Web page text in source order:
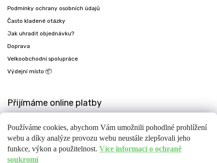
Používáme cookies, abychom Vám umožnili pohodlné prohlížení
webu a díky analýze provozu webu neustále zlepšovali jeho
funkce, výkon a použitelnost. Více informací o ochraně
soukromí
Podmínky ochrany osobních údajů
Často kladené otázky
Jak uhradit objednávku?
Doprava
Velkoobchodní spolupráce
Výdejní místo 📦
Přijímáme online platby